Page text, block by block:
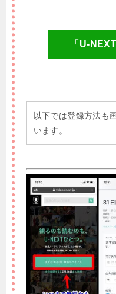
「U-
以下では登録方法も
います。